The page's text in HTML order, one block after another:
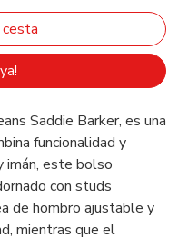
Saddie Barker, es una
funcionalidad y
imán, este bolso
con studs
de hombro ajustable y
mientras que el